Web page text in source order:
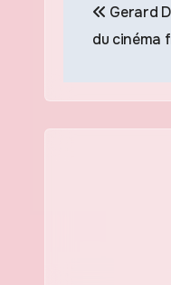
de
Gerard
du cinéma